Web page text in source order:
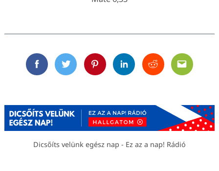
FacebookTwitterPinterestLinkedinRedditEmail
Dicsőíts velünk egész nap - Ez az a nap! Rádió